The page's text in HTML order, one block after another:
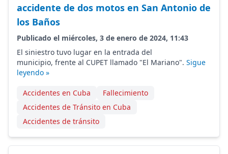
accidente de dos motos en San Antonio de
los Baños
Publicado el miércoles, 3 de enero de 2024, 11:43
El siniestro tuvo lugar en la entrada del
municipio, frente al CUPET llamado "El Mariano". Sigue
leyendo »
Accidentes en Cuba
Fallecimiento
Accidentes de Tránsito en Cuba
Accidentes de tránsito